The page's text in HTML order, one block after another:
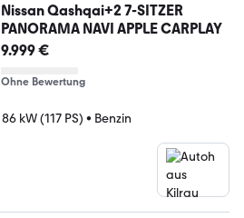
Nissan Qashqai+2 7-SITZER
PANORAMA NAVI APPLE CARPLAY
9.999 €
Ohne Bewertung
86 kW (117 PS) • Benzin